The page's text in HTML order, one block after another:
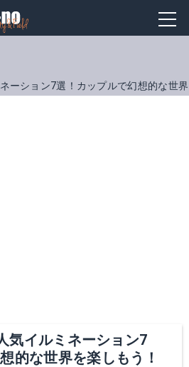
ーション7選！カップルで幻想的な世
気イルミネーション7
的な世界を楽しもう！